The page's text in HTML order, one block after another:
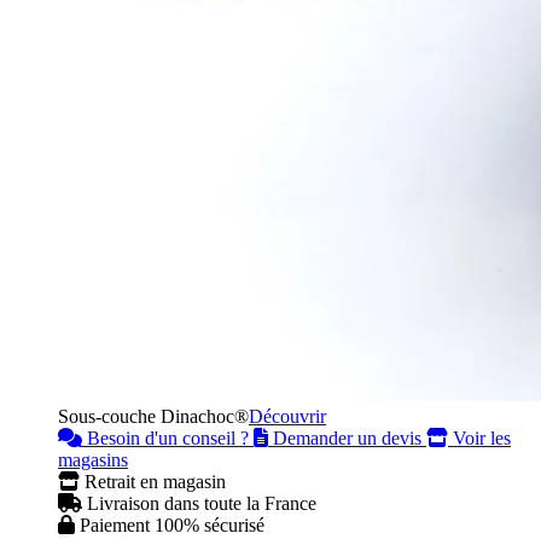
Sous-couche Dinachoc®Découvrir
Besoin d'un conseil ?
Demander un devis
Voir les
magasins
Retrait en magasin
Livraison dans toute la France
Paiement 100% sécurisé